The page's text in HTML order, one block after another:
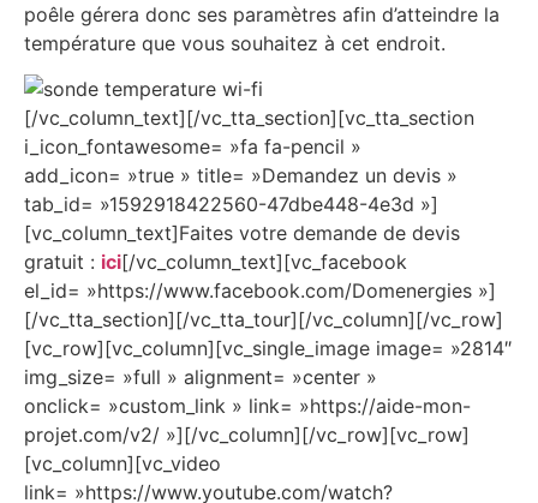
poêle gérera donc ses paramètres afin d’atteindre la
température que vous souhaitez à cet endroit.
[/vc_column_text][/vc_tta_section][vc_tta_section
i_icon_fontawesome= »fa fa-pencil »
add_icon= »true » title= »Demandez un devis »
tab_id= »1592918422560-47dbe448-4e3d »]
[vc_column_text]Faites votre demande de devis
gratuit : ici[/vc_column_text][vc_facebook
el_id= »https://www.facebook.com/Domenergies »]
[/vc_tta_section][/vc_tta_tour][/vc_column][/vc_row]
[vc_row][vc_column][vc_single_image image= »2814″
img_size= »full » alignment= »center »
onclick= »custom_link » link= »https://aide-mon-
projet.com/v2/ »][/vc_column][/vc_row][vc_row]
[vc_column][vc_video
link= »https://www.youtube.com/watch?